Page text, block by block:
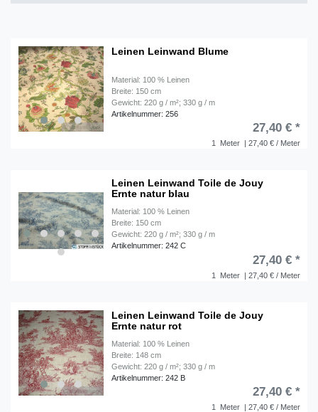
Leinen Leinwand Blume
Material: 100 % Leinen
Breite: 150 cm
Gewicht: 220 g / m²; 330 g / m
Artikelnummer: 256
1 Meter | 27,40 € / Meter
27,40 € *
Leinen Leinwand Toile de Jouy
Ernte natur blau
Material: 100 % Leinen
Breite: 150 cm
Gewicht: 220 g / m²; 330 g / m
Artikelnummer: 242 C
1 Meter | 27,40 € / Meter
27,40 € *
Leinen Leinwand Toile de Jouy
Ernte natur rot
Material: 100 % Leinen
Breite: 148 cm
Gewicht: 220 g / m²; 330 g / m
Artikelnummer: 242 B
1 Meter | 27,40 € / Meter
27,40 € *